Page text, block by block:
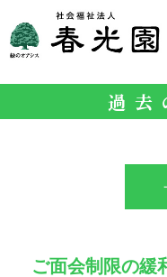
過去
ご面会制限の緩